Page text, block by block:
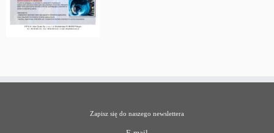
Zapisz się do naszego newslettera